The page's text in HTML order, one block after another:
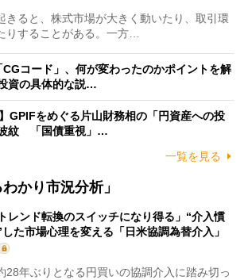
ると、株式市場が大きく動いたり、取引環
りすることがある。一方…
コード」、何が変わったのかポイントを解
資の具体的な説…
GPIFをめぐる片山財務相の「円資産への投
紋 「国債重視」…
一覧を見る
かり市況分析」
トレンド転換のスイッチになり得る」“介入慣
した市場心理を変える「日米協調為替介入」
年ぶりとなる円買いの協調介入に踏み切っ